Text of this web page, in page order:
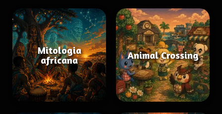
Mitologia
africana
Animal Crossing